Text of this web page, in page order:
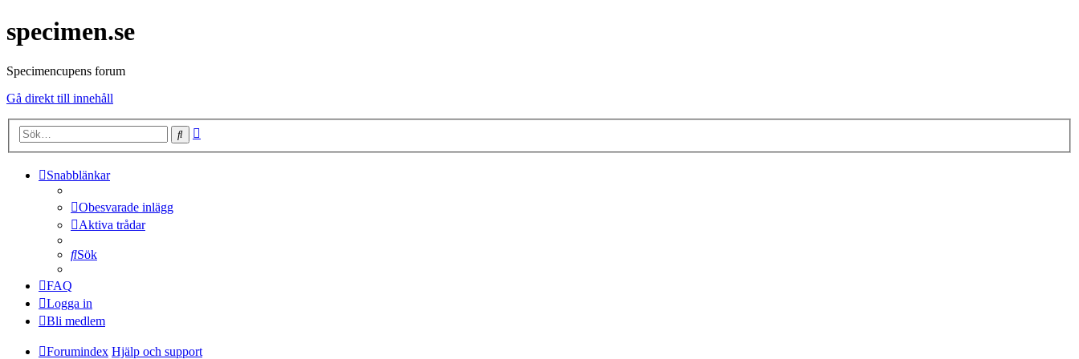
specimen.se
Specimencupens forum
Gå direkt till innehåll
Sök
Snabblänkar
Obesvarade inlägg
Aktiva trådar
Sök
FAQ
Logga in
Bli medlem
Forumindex Hjälp och support